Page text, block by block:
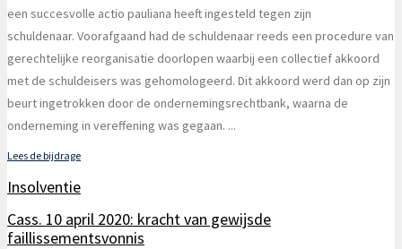
een succesvolle actio pauliana heeft ingesteld tegen zijn
schuldenaar. Voorafgaand had de schuldenaar reeds een procedure van
gerechtelijke reorganisatie doorlopen waarbij een collectief akkoord
met de schuldeisers was gehomologeerd. Dit akkoord werd dan op zijn
beurt ingetrokken door de ondernemingsrechtbank, waarna de
onderneming in vereffening was gegaan. ...
Lees de bijdrage
Insolventie
Cass. 10 april 2020: kracht van gewijsde
faillissementsvonnis